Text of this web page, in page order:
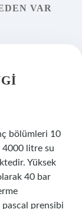
VAR
bölümleri 10
4000 litre su
Yüksek
40 bar
prensibi